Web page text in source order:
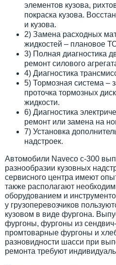
элементов кузова,
покраска кузова.
и кузова.
2) Замена расходных
жидкостей – плановое
3) Полная диагностика
ремонт силового
4) Диагностика
5) Тормозная система –
проточка тормозных
жидкости.
6) Диагностика
ремонт или замена на
7) Установка
надстроек.
Автомобили Naveco c-300
разнообразии кузовных
сервисного центра имеют
также располагают
оборудованием и
у грузоперевозчиков
кузовом в виде фургона.
фургоны, фургоны из
промтоварные фургоны и
разновидности шасси при
ремонта требуют